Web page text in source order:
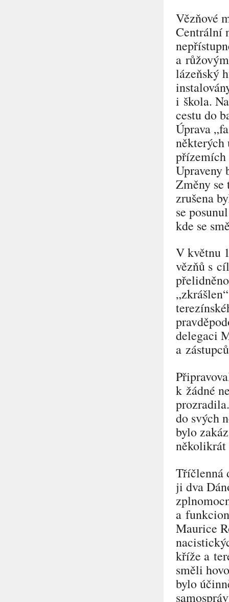
Vězňové
Centrální
a
lázeňský
i škola.
cestu do
Úprava
některých
přízemích
Upraveny
Změny
zrušena
se
kde se
V květnu
vězňů s
„zkrášlen“
delegaci
a
k žádné
do svých
bylo
několikrát
Tříčlenná
ji dva
a
Maurice
kříže a
směli
bylo